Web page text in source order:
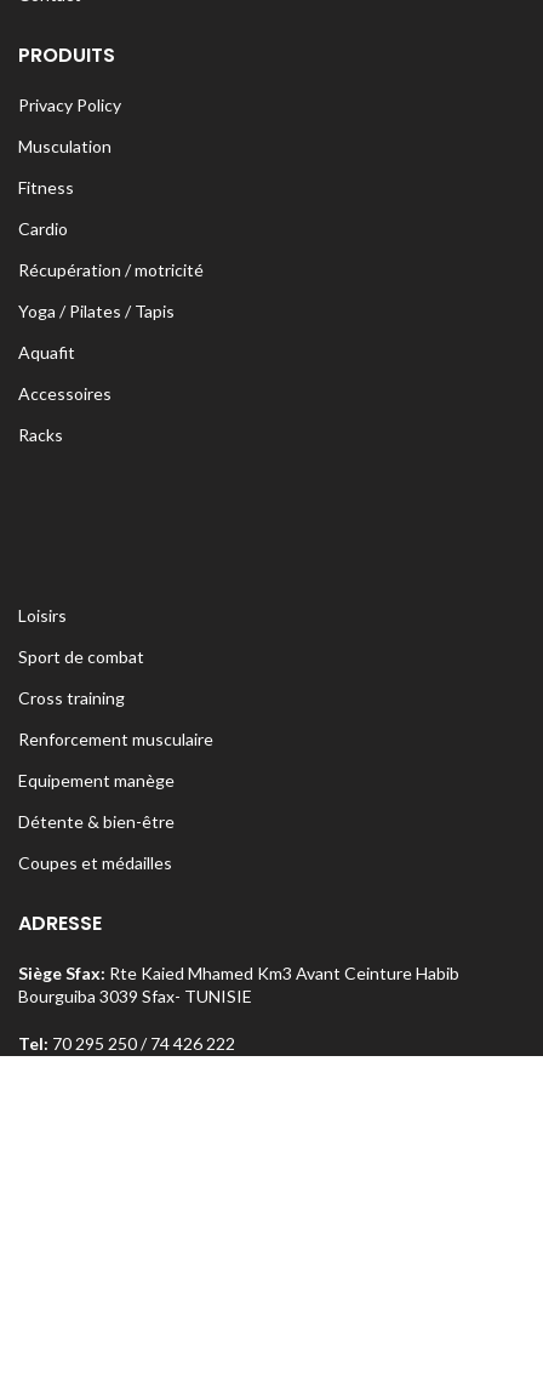
PRODUITS
Privacy Policy
Musculation
Fitness
Cardio
Récupération / motricité
Yoga / Pilates / Tapis
Aquafit
Accessoires
Racks
Loisirs
Sport de combat
Cross training
Renforcement musculaire
Equipement manège
Détente & bien-être
Coupes et médailles
ADRESSE
Siège Sfax: Rte Kaied Mhamed Km3 Avant Ceinture Habib
Bourguiba 3039 Sfax- TUNISIE
Tel: 70 295 250 / 74 426 222